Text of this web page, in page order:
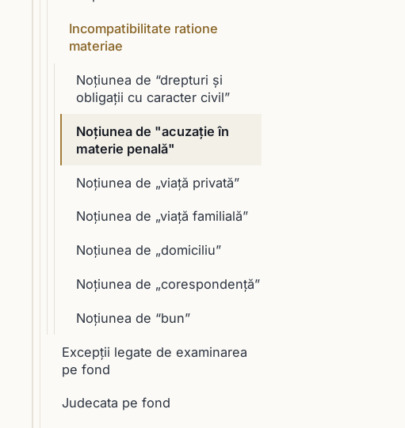
Incompatibilitate ratione
materiae
Noţiunea de “drepturi şi
obligaţii cu caracter civil”
Noţiunea de "acuzaţie în
materie penală"
Noțiunea de „viaţă privată”
Noțiunea de „viaţă familială”
Noțiunea de „domiciliu”
Noțiunea de „corespondenţă”
Noţiunea de “bun”
Excepții legate de examinarea
pe fond
Judecata pe fond